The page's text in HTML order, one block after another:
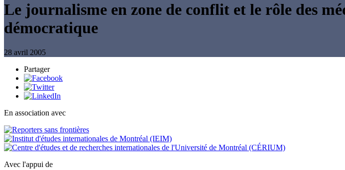
Le journalisme en zone de conflit et le rôle des
démocratique
28 avril 2005
Partager
En association avec
Avec l'appui de